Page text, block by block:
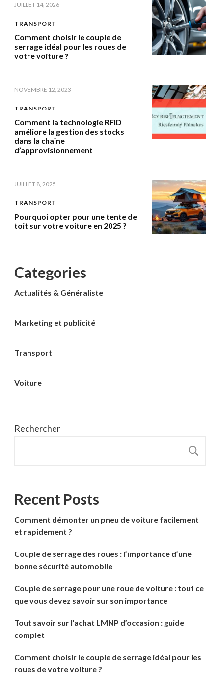
JUILLET 14, 2026
TRANSPORT
Comment choisir le couple de
serrage idéal pour les roues de
votre voiture ?
NOVEMBRE 12, 2023
TRANSPORT
Comment la technologie RFID
améliore la gestion des stocks
dans la chaîne
d’approvisionnement
JUILLET 8, 2025
TRANSPORT
Pourquoi opter pour une tente de
toit sur votre voiture en 2025 ?
Categories
Actualités & Généraliste
Marketing et publicité
Transport
Voiture
Rechercher
Recent Posts
Comment démonter un pneu de voiture facilement
et rapidement ?
Couple de serrage des roues : l’importance d’une
bonne sécurité automobile
Couple de serrage pour une roue de voiture : tout ce
que vous devez savoir sur son importance
Tout savoir sur l’achat LMNP d’occasion : guide
complet
Comment choisir le couple de serrage idéal pour les
roues de votre voiture ?